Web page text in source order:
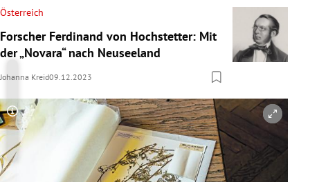
Österreich
Forscher Ferdinand von Hochstetter: Mit
der „Novara“ nach Neuseeland
Johanna Kreid09.12.2023
Copyright-Hinweis öffnen/schließen